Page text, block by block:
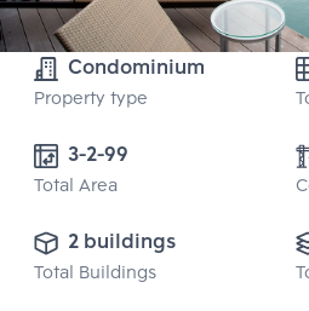
Condominium
Property type
Total Area
2 buildings
Total Buildings